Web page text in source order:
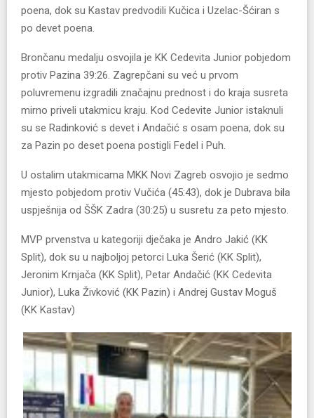
poena, dok su Kastav predvodili Kučica i Uzelac-Šćiran s
po devet poena.
Brončanu medalju osvojila je KK Cedevita Junior pobjedom
protiv Pazina 39:26. Zagrepčani su već u prvom
poluvremenu izgradili značajnu prednost i do kraja susreta
mirno priveli utakmicu kraju. Kod Cedevite Junior istaknuli
su se Radinković s devet i Andačić s osam poena, dok su
za Pazin po deset poena postigli Fedel i Puh.
U ostalim utakmicama MKK Novi Zagreb osvojio je sedmo
mjesto pobjedom protiv Vučića (45:43), dok je Dubrava bila
uspješnija od ŠŠK Zadra (30:25) u susretu za peto mjesto.
MVP prvenstva u kategoriji dječaka je Andro Jakić (KK
Split), dok su u najboljoj petorci Luka Šerić (KK Split),
Jeronim Krnjača (KK Split), Petar Andačić (KK Cedevita
Junior), Luka Živković (KK Pazin) i Andrej Gustav Moguš
(KK Kastav)